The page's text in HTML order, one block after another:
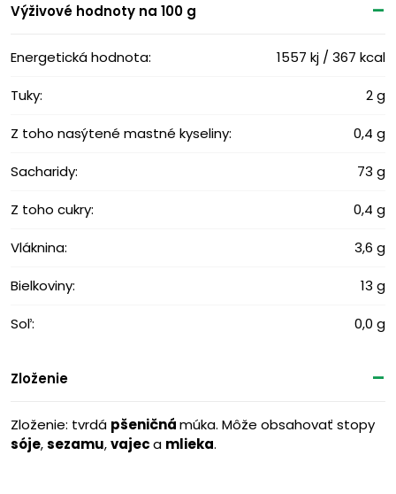
Výživové ​​hodnoty na 100 g
Energetická hodnota: 1557 kj / 367 kcal
Tuky: 2 g
Z toho nasýtené mastné kyseliny: 0,4 g
Sacharidy: 73 g
Z toho cukry: 0,4 g
Vláknina: 3,6 g
Bielkoviny: 13 g
Soľ: 0,0 g
Zloženie
Zloženie: tvrdá pšeničnámúka. Môže obsahovať stopy
sóje,sezamu,vajeca mlieka.